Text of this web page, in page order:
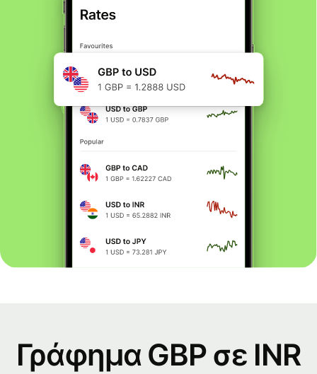
Γράφημα GBP σε INR